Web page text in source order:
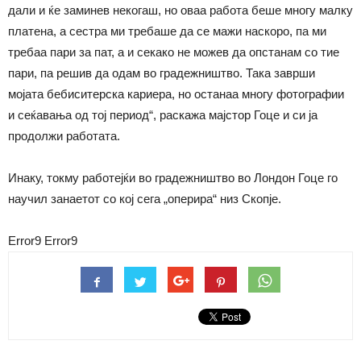
дали и ќе заминев некогаш, но оваа работа беше многу малку
платена, а сестра ми требаше да се мажи наскоро, па ми
требаа пари за пат, а и секако не можев да опстанам со тие
пари, па решив да одам во градежништво. Така заврши
мојата бебиситерска кариера, но останаа многу фотографии
и сеќавања од тој период“, раскажа мајстор Гоце и си ја
продолжи работата.
Инаку, токму работејќи во градежништво во Лондон Гоце го
научил занаетот со кој сега „оперира“ низ Скопје.
Error9 Error9